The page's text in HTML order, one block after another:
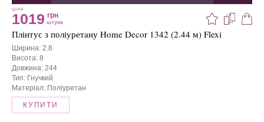
ЦІНА
1019 грн
штука
Плінтус з поліуретану Home Decor 1342 (2.44 м) Flexi
Ширина: 2.8
Висота: 8
Довжина: 244
Тип: Гнучкий
Матеріал: Поліуретан
КУПИТИ